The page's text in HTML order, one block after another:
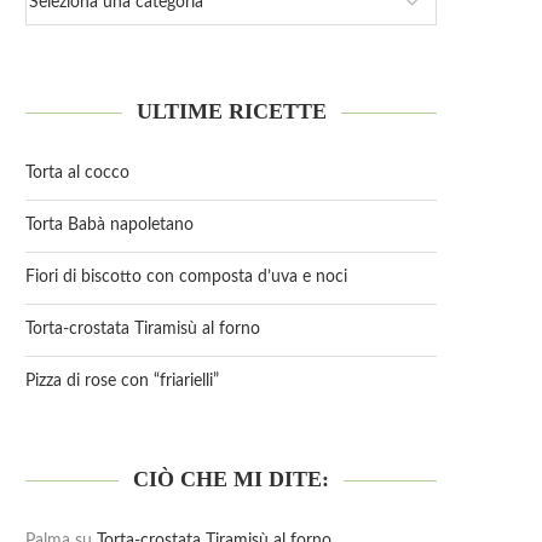
ULTIME RICETTE
Torta al cocco
Torta Babà napoletano
Fiori di biscotto con composta d’uva e noci
Torta-crostata Tiramisù al forno
Pizza di rose con “friarielli”
CIÒ CHE MI DITE: